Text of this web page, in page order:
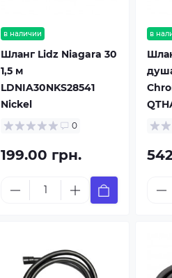
в наличии
Шланг Lidz Niagara 30
1,5 м
LDNIA30NKS28541
Nickel
0
199.00 грн.
в